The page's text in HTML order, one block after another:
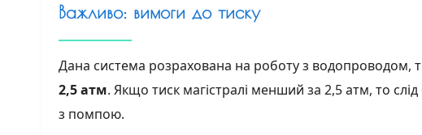
Важливо: вимоги до тиску
Дана система розрахована на роботу з водопроводом,
2,5 атм. Якщо тиск магістралі менший за 2,5 атм, то
з помпою.